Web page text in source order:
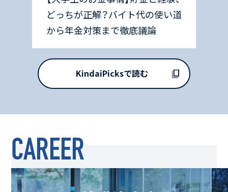
どっちが正解？バイト代の使い道
から年金対策まで徹底議論
KindaiPicksで読む
CAREER